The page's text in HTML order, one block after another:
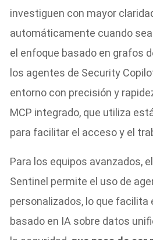
investiguen con mayor
automáticamente cuando
el enfoque basado en grafos
los agentes de Security
entorno con precisión y
MCP integrado, que utiliza
para facilitar el acceso y el
Para los equipos avanzados,
Sentinel permite el uso de
personalizados, lo que facilita
basado en IA sobre datos